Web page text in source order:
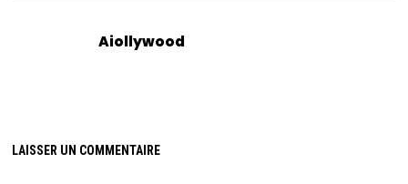
Aiollywood
LAISSER UN COMMENTAIRE